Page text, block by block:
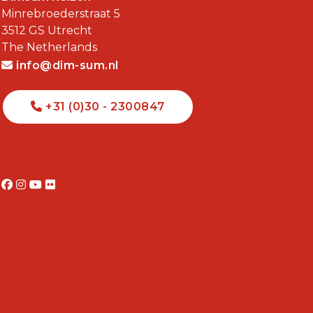
Minrebroederstraat 5
3512 GS Utrecht
The Netherlands
info@dim-sum.nl
+31 (0)30 - 2300847